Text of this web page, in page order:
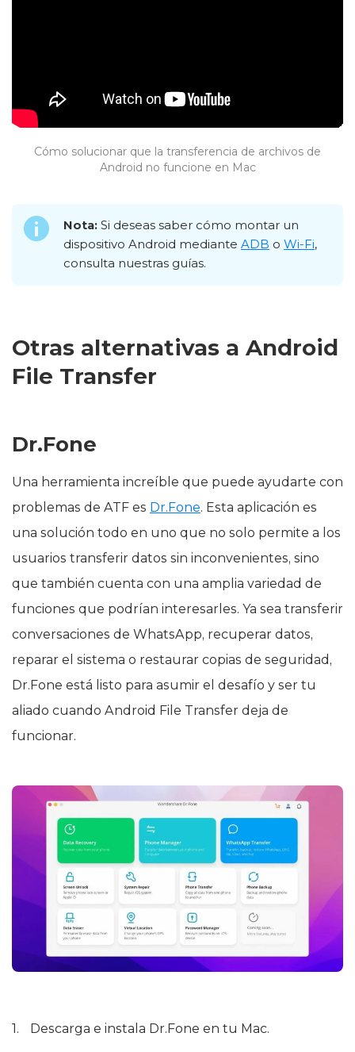
Cómo solucionar que la transferencia de archivos de
Android no funcione en Mac
Nota: Si deseas saber cómo montar un
dispositivo Android mediante ADB o Wi-Fi,
consulta nuestras guías.
Otras alternativas a Android
File Transfer
Dr.Fone
Una herramienta increíble que puede ayudarte con
problemas de ATF es Dr.Fone. Esta aplicación es
una solución todo en uno que no solo permite a los
usuarios transferir datos sin inconvenientes, sino
que también cuenta con una amplia variedad de
funciones que podrían interesarles. Ya sea transferir
conversaciones de WhatsApp, recuperar datos,
reparar el sistema o restaurar copias de seguridad,
Dr.Fone está listo para asumir el desafío y ser tu
aliado cuando Android File Transfer deja de
funcionar.
Descarga e instala Dr.Fone en tu Mac.